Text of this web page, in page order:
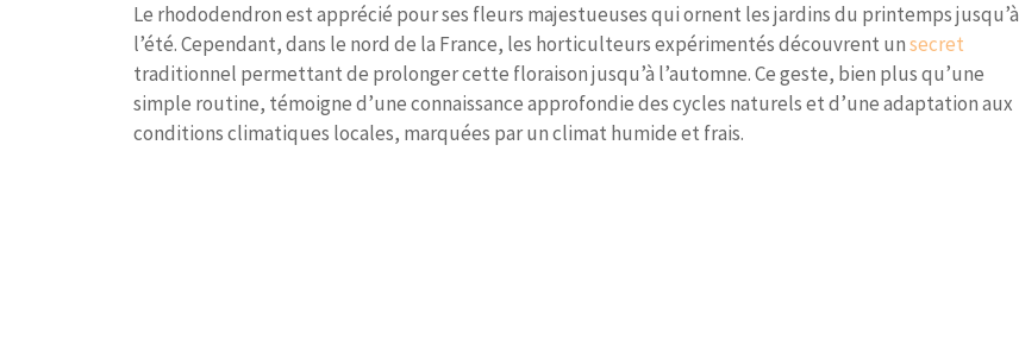
Le rhododendron est apprécié pour ses fleurs majestueuses qui ornent les jardins du printemps jusqu’à
l’été. Cependant, dans le nord de la France, les horticulteurs expérimentés découvrent unsecret
traditionnel permettant de prolonger cette floraison jusqu’à l’automne. Ce geste, bien plus qu’une
simple routine, témoigne d’une connaissance approfondie des cycles naturels et d’une adaptation aux
conditions climatiques locales, marquées par un climat humide et frais.